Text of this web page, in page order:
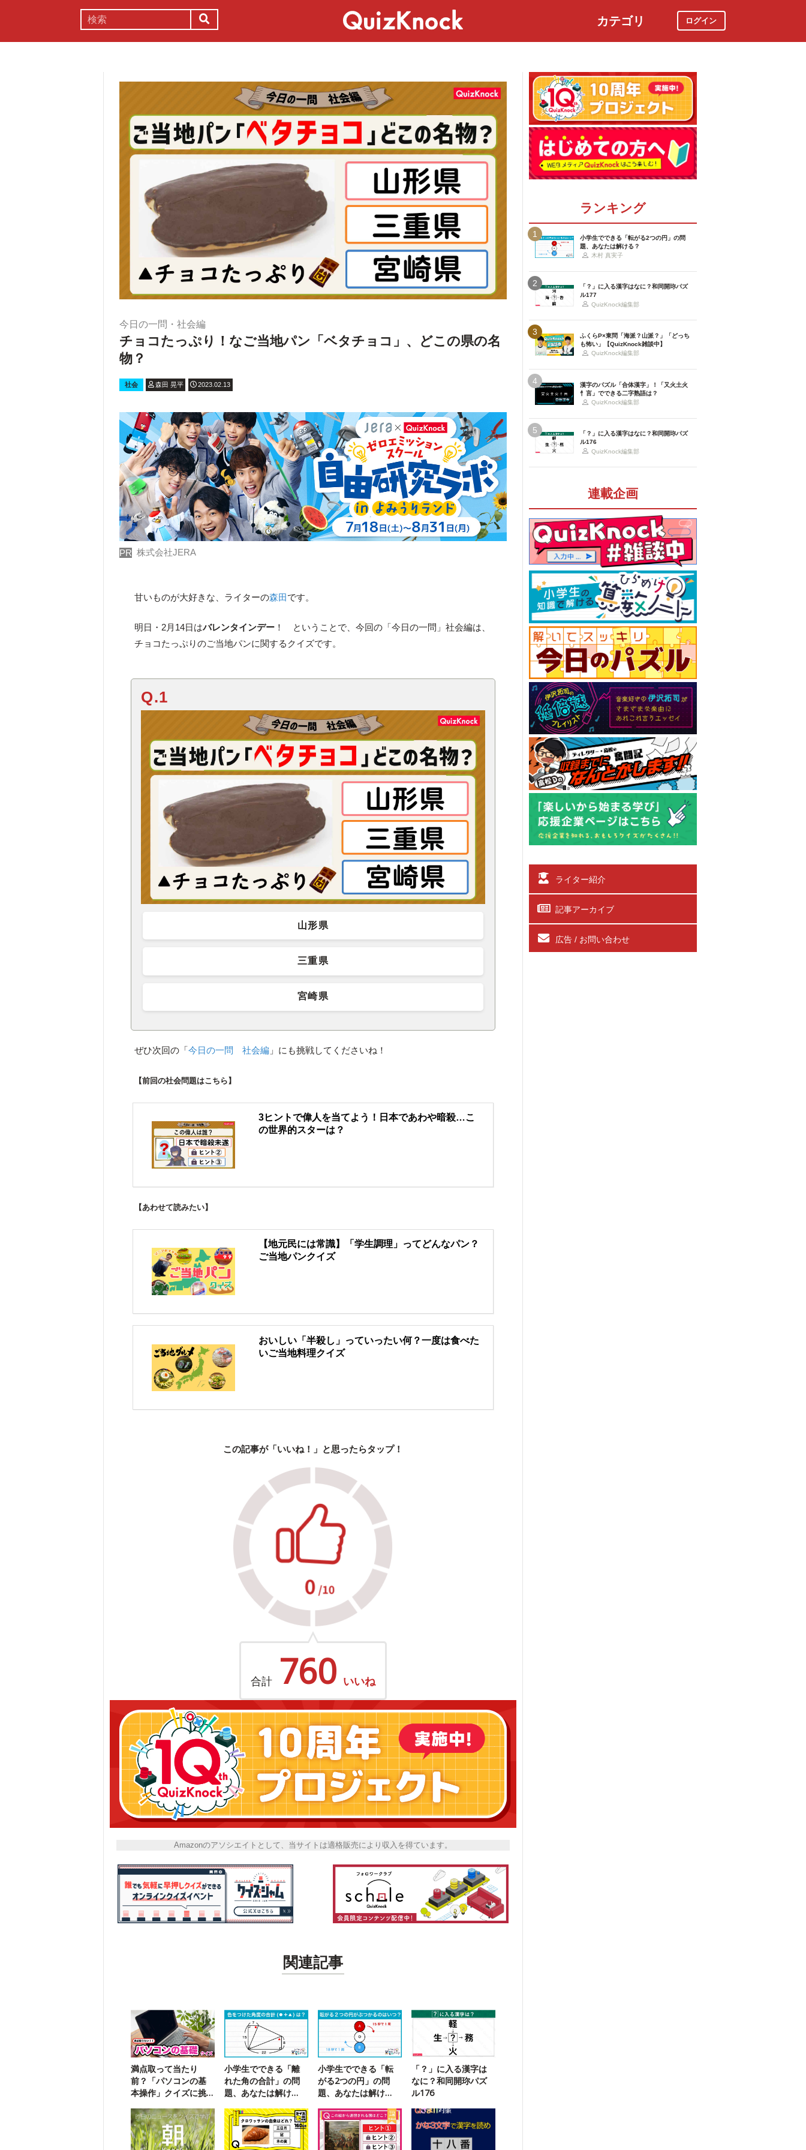
カテゴリ ログイン
今日の一問・社会編
チョコたっぷり！なご当地パン「ベタチョコ」、どこの県の名
物？
社会 森田 晃平 2023.02.13
PR 株式会社JERA
甘いものが大好きな、ライターの森田です。
明日・2月14日はバレンタインデー ！ ということで、今回の「今日の一問」社会編は、
チョコたっぷりのご当地パンに関するクイズです。
Q.1
山形県
三重県
宮崎県
ぜひ次回の「今日の一問 社会編 」にも挑戦してくださいね！
【前回の社会問題はこちら】
3ヒントで偉人を当てよう！日本であわや暗殺…こ
の世界的スターは？
【あわせて読みたい】
【地元民には常識】「学生調理」ってどんなパン？
ご当地パンクイズ
おいしい「半殺し」っていったい何？一度は食べた
いご当地料理クイズ
この記事が「いいね！」と思ったらタップ！
合計 760 いいね
Amazonのアソシエイトとして、当サイトは適格販売により収入を得ています。
関連記事
満点取って当たり
前？「パソコンの基
本操作」クイズに挑
小学生でできる「離
れた角の合計」の問
題、あなたは解け
小学生でできる「転
がる2つの円」の問
題、あなたは解け
「？」に入る漢字は
なに？和同開珎パズ
ル176
ランキング
1
小学生でできる「転がる2つの円」の問
題、あなたは解ける？
木村 真実子
2
「？」に入る漢字はなに？和同開珎パズ
ル177
QuizKnock編集部
3
ふくらP×東問「海派？山派？」「どっち
も怖い」【QuizKnock雑談中】
QuizKnock編集部
4
漢字のパズル「合体漢字」！「又火土火
忄言」でできる二字熟語は？
QuizKnock編集部
5
「？」に入る漢字はなに？和同開珎パズ
ル176
QuizKnock編集部
連載企画
ライター紹介
記事アーカイブ
広告 / お問い合わせ